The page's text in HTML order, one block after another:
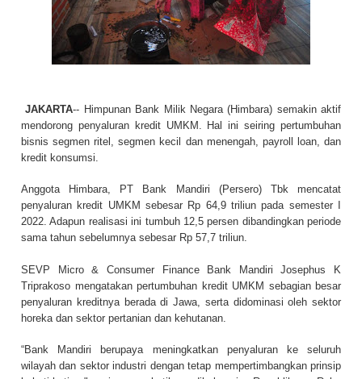
JAKARTA-- Himpunan Bank Milik Negara (Himbara) semakin aktif
mendorong penyaluran kredit UMKM. Hal ini seiring pertumbuhan
bisnis segmen ritel, segmen kecil dan menengah, payroll loan, dan
kredit konsumsi.
Anggota Himbara, PT Bank Mandiri (Persero) Tbk mencatat
penyaluran kredit UMKM sebesar Rp 64,9 triliun pada semester I
2022. Adapun realisasi ini tumbuh 12,5 persen dibandingkan periode
sama tahun sebelumnya sebesar Rp 57,7 triliun.
SEVP Micro & Consumer Finance Bank Mandiri Josephus K
Triprakoso mengatakan pertumbuhan kredit UMKM sebagian besar
penyaluran kreditnya berada di Jawa, serta didominasi oleh sektor
horeka dan sektor pertanian dan kehutanan.
“Bank Mandiri berupaya meningkatkan penyaluran ke seluruh
wilayah dan sektor industri dengan tetap mempertimbangkan prinsip